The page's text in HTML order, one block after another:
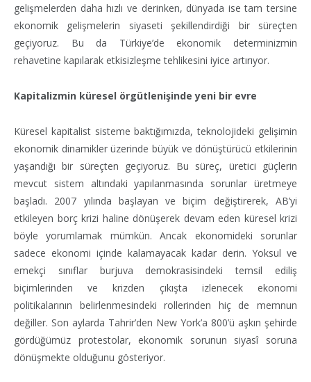
gelişmelerden daha hızlı ve derinken, dünyada ise tam tersine
ekonomik gelişmelerin siyaseti şekillendirdiği bir süreçten
geçiyoruz. Bu da Türkiye’de ekonomik determinizmin
rehavetine kapılarak etkisizleşme tehlikesini iyice artırıyor.
Kapitalizmin küresel örgütlenişinde yeni bir evre
Küresel kapitalist sisteme baktığımızda, teknolojideki gelişimin
ekonomik dinamikler üzerinde büyük ve dönüştürücü etkilerinin
yaşandığı bir süreçten geçiyoruz. Bu süreç, üretici güçlerin
mevcut sistem altındaki yapılanmasında sorunlar üretmeye
başladı. 2007 yılında başlayan ve biçim değiştirerek, AB’yi
etkileyen borç krizi haline dönüşerek devam eden küresel krizi
böyle yorumlamak mümkün. Ancak ekonomideki sorunlar
sadece ekonomi içinde kalamayacak kadar derin. Yoksul ve
emekçi sınıflar burjuva demokrasisindeki temsil ediliş
biçimlerinden ve krizden çıkışta izlenecek ekonomi
politikalarının belirlenmesindeki rollerinden hiç de memnun
değiller. Son aylarda Tahrir’den New York’a 800’ü aşkın şehirde
gördüğümüz protestolar, ekonomik sorunun siyasî soruna
dönüşmekte olduğunu gösteriyor.